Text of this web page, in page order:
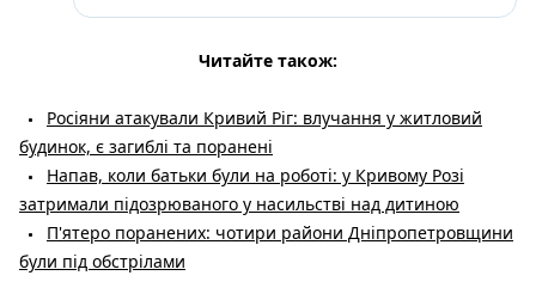
Читайте також:
Росіяни атакували Кривий Ріг: влучання у житловий
будинок, є загиблі та поранені
Напав, коли батьки були на роботі: у Кривому Розі
затримали підозрюваного у насильстві над дитиною
П'ятеро поранених: чотири райони Дніпропетровщини
були під обстрілами